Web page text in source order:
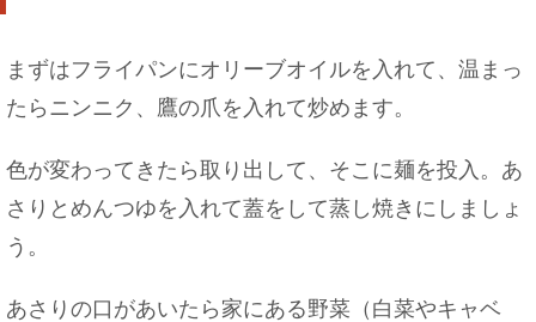
まずはフライパンにオリーブオイルを入れて、温まっ
たらニンニク、鷹の爪を入れて炒めます。
色が変わってきたら取り出して、そこに麺を投入。あ
さりとめんつゆを入れて蓋をして蒸し焼きにしましょ
う。
あさりの口があいたら家にある野菜（白菜やキャベ